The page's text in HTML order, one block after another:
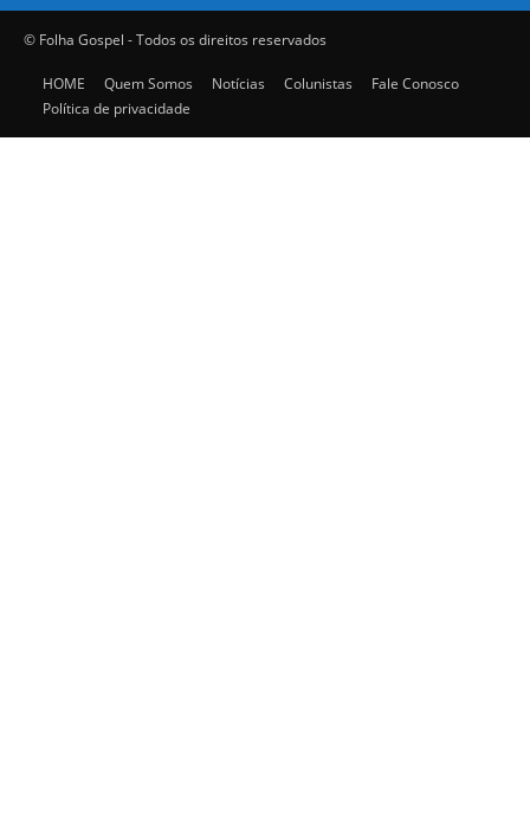
© Folha Gospel - Todos os direitos reservados
HOME Quem Somos Notícias Colunistas
Fale Conosco
Política de privacidade